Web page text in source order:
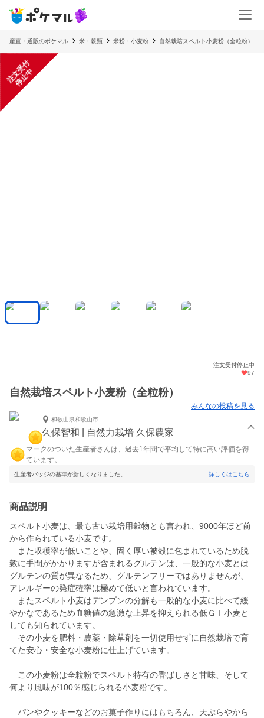
産直・通販のポケマル 米・穀類 米粉・小麦粉 自然栽培スペルト小麦粉（全粒粉）
注
文
受
付
停
止
中
注文受付停止中
97
自然栽培スペルト小麦粉（全粒粉）
みんなの投稿を見る
和歌山県和歌山市
久保智和 | 自然力栽培 久保農家
マークのついた生産者さんは、過去1年間で平均して特に高い評価を得
ています。
生産者バッジの基準が新しくなりました。 詳しくはこちら
商品説明
スペルト小麦は、最も古い栽培用穀物とも言われ、9000年ほど前
から作られている小麦です。
また収穫率が低いことや、固く厚い被殻に包まれているため脱
穀に手間がかかりますが含まれるグルテンは、一般的な小麦とは
グルテンの質が異なるため、グルテンフリーではありませんが、
アレルギーの発症確率は極めて低いと言われています。
またスペルト小麦はデンプンの分解も一般的な小麦に比べて緩
やかなであるため血糖値の急激な上昇を抑えられる低ＧＩ小麦と
しても知られています。
その小麦を肥料・農薬・除草剤を一切使用せずに自然栽培で育
てた安心・安全な小麦粉に仕上げています。
この小麦粉は全粒粉でスペルト特有の香ばしさと甘味、そして
何より風味が100％感じられる小麦粉です。
パンやクッキーなどのお菓子作りにはもちろん、天ぷらやから